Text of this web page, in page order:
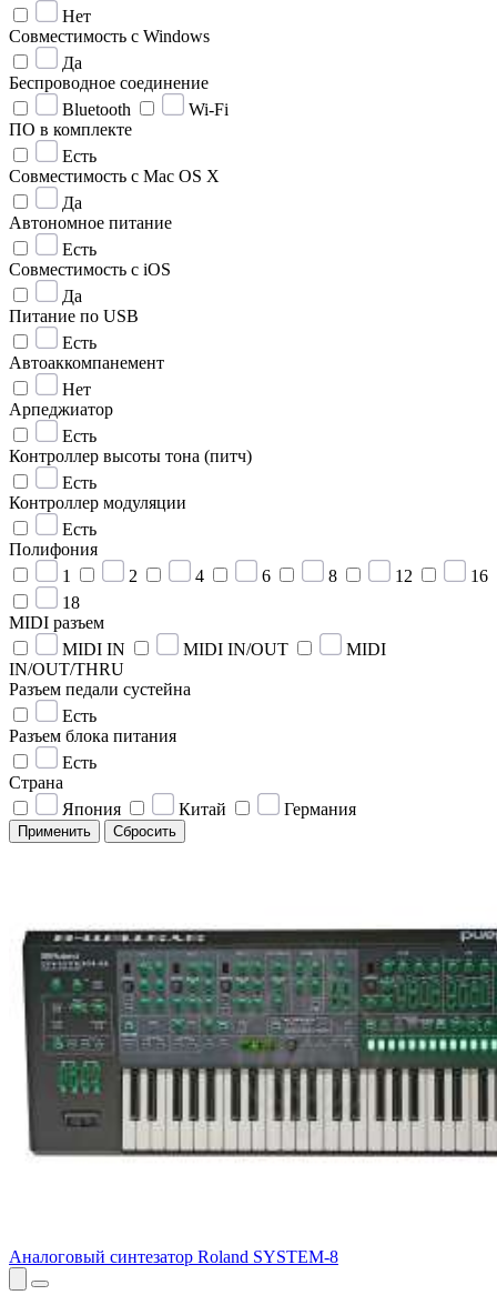
Нет
Совместимость с Windows
Да
Беспроводное соединение
Bluetooth
Wi-Fi
ПО в комплекте
Есть
Совместимость с Mac OS X
Да
Автономное питание
Есть
Совместимость с iOS
Да
Питание по USB
Есть
Автоаккомпанемент
Нет
Арпеджиатор
Есть
Контроллер высоты тона (питч)
Есть
Контроллер модуляции
Есть
Полифония
1
2 4 6 8 12
16
18
MIDI разъем
MIDI IN
MIDI IN/OUT
MIDI
IN/OUT/THRU
Разъем педали сустейна
Есть
Разъем блока питания
Есть
Страна
Япония
Китай Германия
Применить Сбросить
Аналоговый синтезатор Roland SYSTEM-8